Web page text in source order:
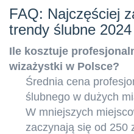
FAQ: Najczęściej
trendy ślubne 2024
Ile kosztuje
wizażystki w Polsce?
Średnia cena
ślubnego w dużych
W mniejszych
zaczynają się od 250